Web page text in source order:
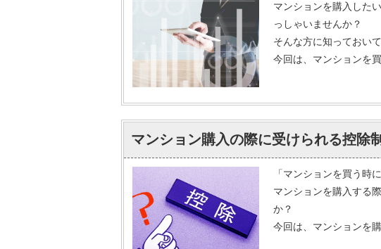
マンションを購入した
っしゃいませんか？
そんな方に知っておい
今回は、マンションを
マンション購入の際に受けられる控除
「マンションを買う時
マンションを購入する
か？
今回は、マンションを